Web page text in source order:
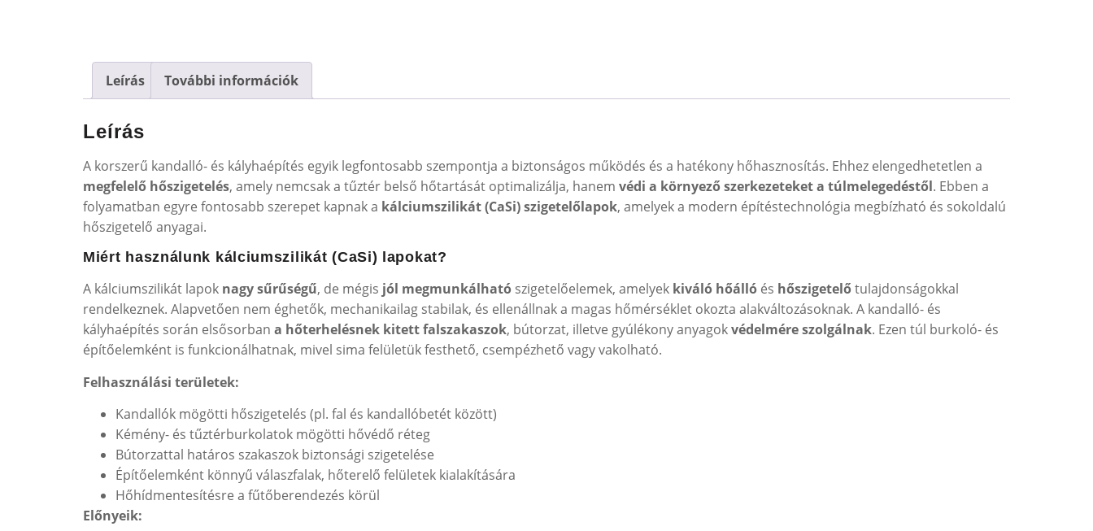
Leírás További információk
Leírás
A korszerű kandalló- és kályhaépítés egyik legfontosabb szempontja a biztonságos működés és a hatékony hőhasznosítás. Ehhez elengedhetetlen a
megfelelő hőszigetelés, amely nemcsak a tűztér belső hőtartását optimalizálja, hanem védi a környező szerkezeteket a túlmelegedéstől. Ebben a
folyamatban egyre fontosabb szerepet kapnak a kálciumszilikát (CaSi) szigetelőlapok, amelyek a modern építéstechnológia megbízható és sokoldalú
hőszigetelő anyagai.
Miért használunk kálciumszilikát (CaSi) lapokat?
A kálciumszilikát lapok nagy sűrűségű, de mégis jól megmunkálható szigetelőelemek, amelyek kiváló hőálló és hőszigetelőtulajdonságokkal
rendelkeznek. Alapvetően nem éghetők, mechanikailag stabilak, és ellenállnak a magas hőmérséklet okozta alakváltozásoknak. A kandalló- és
kályhaépítés során elsősorban a hőterhelésnek kitett falszakaszok, bútorzat, illetve gyúlékony anyagokvédelmére szolgálnak. Ezen túl burkoló- és
építőelemként is funkcionálhatnak, mivel sima felületük festhető, csempézhető vagy vakolható.
Felhasználási területek:
Kandallók mögötti hőszigetelés (pl. fal és kandallóbetét között)
Kémény- és tűztérburkolatok mögötti hővédő réteg
Bútorzattal határos szakaszok biztonsági szigetelése
Építőelemként könnyű válaszfalak, hőterelő felületek kialakítására
Hőhídmentesítésre a fűtőberendezés körül
Előnyeik: